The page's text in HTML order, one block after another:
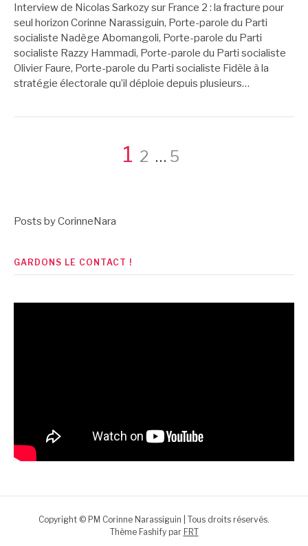
Interview de Nicolas Sarkozy sur France 2 : la fracture pour
seul horizon Corinne Narassiguin, Porte-parole du Parti
socialiste Nadège Abomangoli, Porte-parole du Parti
socialiste Razzy Hammadi, Porte-parole du Parti socialiste
Olivier Faure, Porte-parole du Parti socialiste Fidèle à la
stratégie électorale qu’il déploie depuis plusieurs…
Pagination
publications
Page
1 Page
2 … Page
5
Posts by CorinneNara
GARDONS LE CONTACT !
Copyright © PM Corinne Narassiguin | Tous droits réservés.
Thème Fashify par FRT